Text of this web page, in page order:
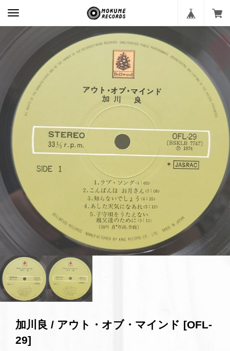
加川良 / アウト・オブ・マインド [OFL-
29]